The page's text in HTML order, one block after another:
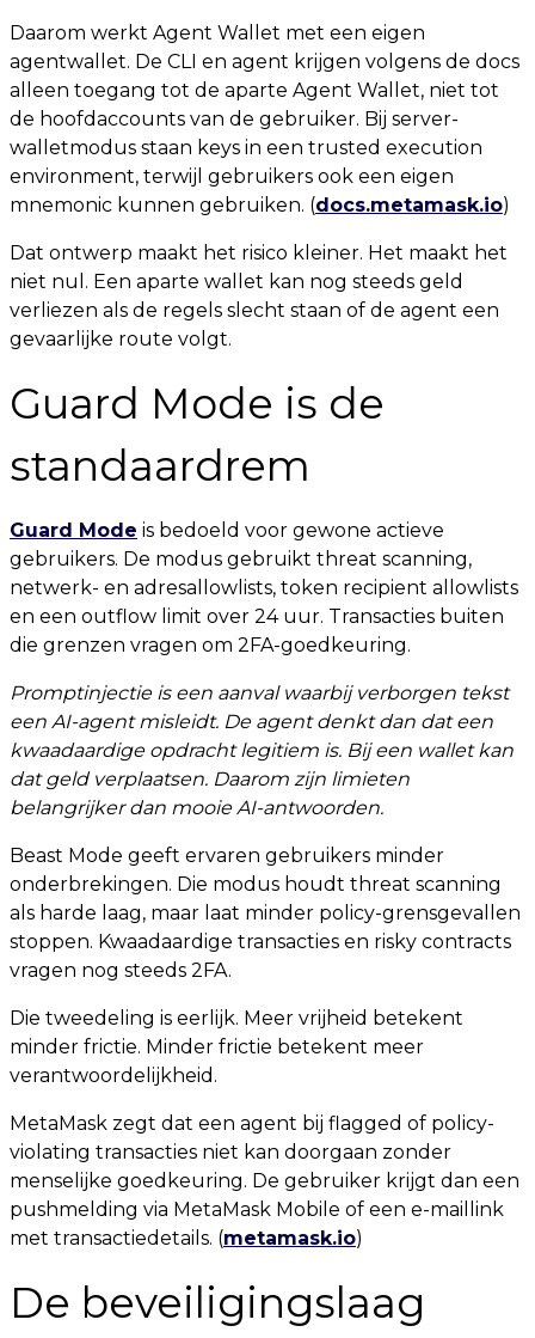
Daarom werkt Agent Wallet met een eigen
agentwallet. De CLI en agent krijgen volgens de docs
alleen toegang tot de aparte Agent Wallet, niet tot
de hoofdaccounts van de gebruiker. Bij server-
walletmodus staan keys in een trusted execution
environment, terwijl gebruikers ook een eigen
mnemonic kunnen gebruiken. (docs.metamask.io)
Dat ontwerp maakt het risico kleiner. Het maakt het
niet nul. Een aparte wallet kan nog steeds geld
verliezen als de regels slecht staan of de agent een
gevaarlijke route volgt.
Guard Mode is de
standaardrem
Guard Mode is bedoeld voor gewone actieve
gebruikers. De modus gebruikt threat scanning,
netwerk- en adresallowlists, token recipient allowlists
en een outflow limit over 24 uur. Transacties buiten
die grenzen vragen om 2FA-goedkeuring.
Promptinjectie is een aanval waarbij verborgen tekst
een AI-agent misleidt. De agent denkt dan dat een
kwaadaardige opdracht legitiem is. Bij een wallet kan
dat geld verplaatsen. Daarom zijn limieten
belangrijker dan mooie AI-antwoorden.
Beast Mode geeft ervaren gebruikers minder
onderbrekingen. Die modus houdt threat scanning
als harde laag, maar laat minder policy-grensgevallen
stoppen. Kwaadaardige transacties en risky contracts
vragen nog steeds 2FA.
Die tweedeling is eerlijk. Meer vrijheid betekent
minder frictie. Minder frictie betekent meer
verantwoordelijkheid.
MetaMask zegt dat een agent bij flagged of policy-
violating transacties niet kan doorgaan zonder
menselijke goedkeuring. De gebruiker krijgt dan een
pushmelding via MetaMask Mobile of een e-maillink
met transactiedetails. (metamask.io)
De beveiligingslaag